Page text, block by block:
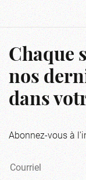
Chaque
nos
dans
Abonnez-vous à